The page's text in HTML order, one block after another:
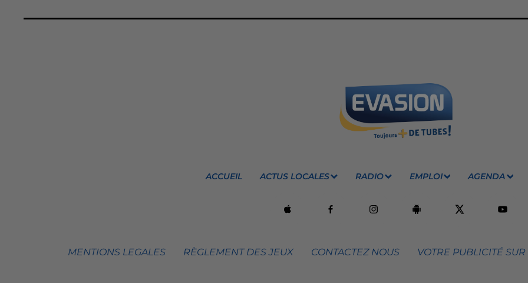
ACCUEIL ACTUS LOCALES RADIO EMPLOI AGENDA
MENTIONS LEGALES RÈGLEMENT DES JEUX CONTACTEZ NOUS VOTRE PUBLICITÉ